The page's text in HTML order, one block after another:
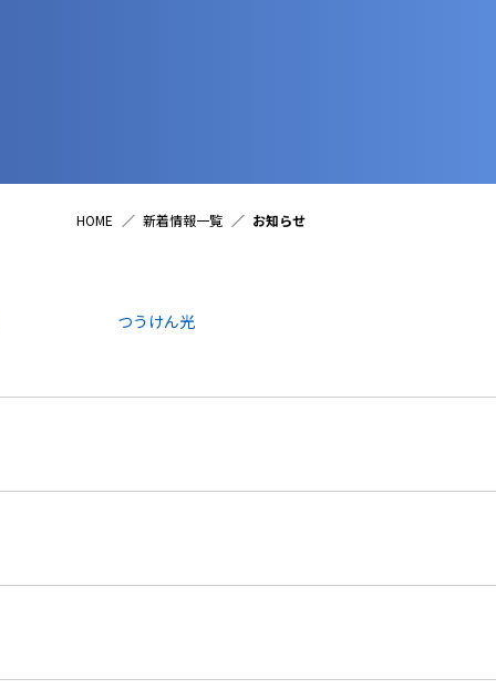
HOME 新着情報一覧 お知らせ
つうけん光